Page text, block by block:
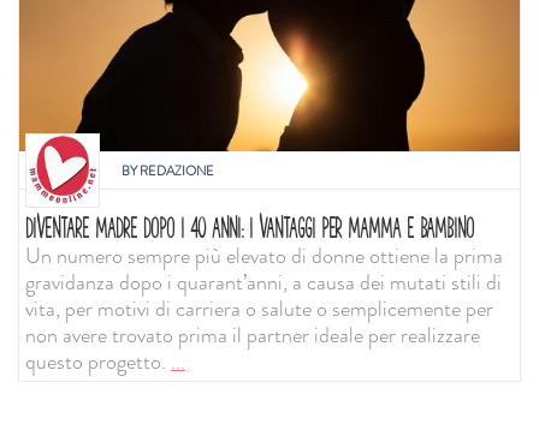
BYREDAZIONE
DIVENTARE MADRE DOPO I 40 ANNI: I VANTAGGI PER MAMMA E BAMBINO
Un numero sempre più elevato di donne ottiene la prima
gravidanza dopo i quarant’anni, a causa dei mutati stili di
vita, per motivi di carriera o salute o semplicemente per
non avere trovato prima il partner ideale per realizzare
questo progetto....